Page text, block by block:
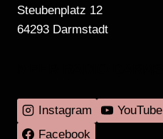
Steubenplatz 12
64293 Darmstadt
Instagram YouTube
Facebook